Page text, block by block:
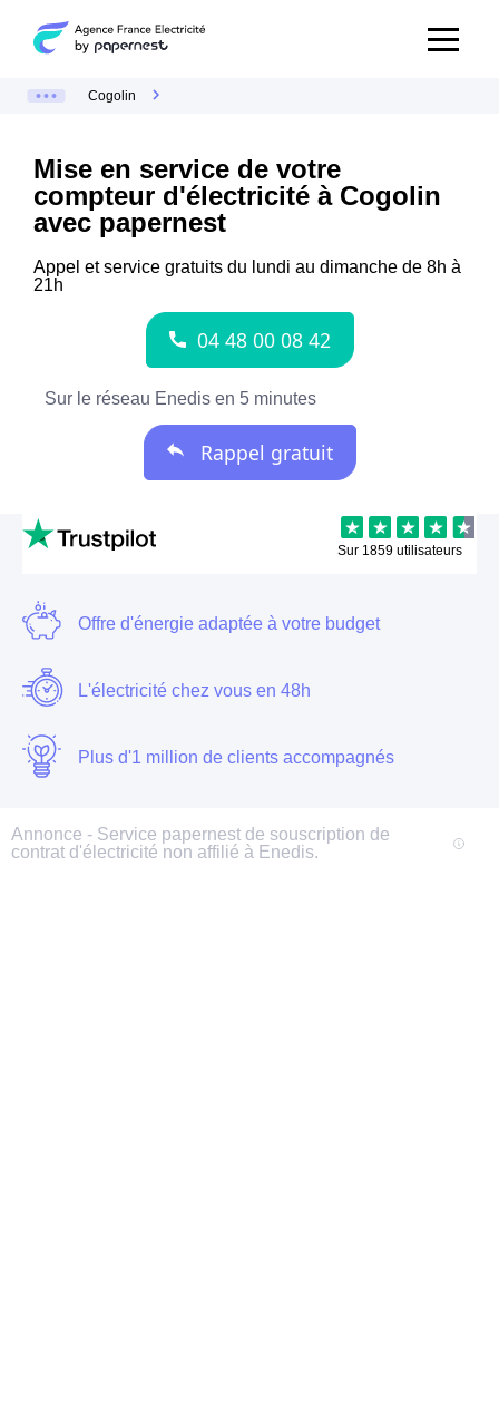
Cogolin